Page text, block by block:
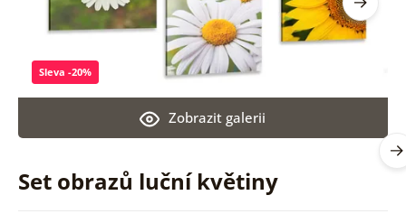
Set obrazů luční květiny
Zobrazit galerii
Sleva -20%